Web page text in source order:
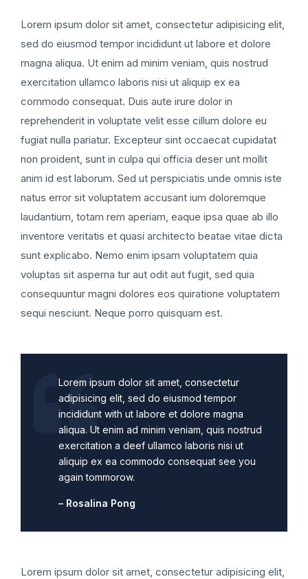
Lorem ipsum dolor sit amet, consectetur adipisicing elit,
sed do eiusmod tempor incididunt ut labore et dolore
magna aliqua. Ut enim ad minim veniam, quis nostrud
exercitation ullamco laboris nisi ut aliquip ex ea
commodo consequat. Duis aute irure dolor in
reprehenderit in voluptate velit esse cillum dolore eu
fugiat nulla pariatur. Excepteur sint occaecat cupidatat
non proident, sunt in culpa qui officia deser unt mollit
anim id est laborum. Sed ut perspiciatis unde omnis iste
natus error sit voluptatem accusant ium doloremque
laudantium, totam rem aperiam, eaque ipsa quae ab illo
inventore veritatis et quasi architecto beatae vitae dicta
sunt explicabo. Nemo enim ipsam voluptatem quia
voluptas sit asperna tur aut odit aut fugit, sed quia
consequuntur magni dolores eos quiratione voluptatem
sequi nesciunt. Neque porro quisquam est.
Lorem ipsum dolor sit amet, consectetur
adipisicing elit, sed do eiusmod tempor
incididunt with ut labore et dolore magna
aliqua. Ut enim ad minim veniam, quis nostrud
exercitation a deef ullamco laboris nisi ut
aliquip ex ea commodo consequat see you
again tommorow.
– Rosalina Pong
Lorem ipsum dolor sit amet, consectetur adipisicing elit,